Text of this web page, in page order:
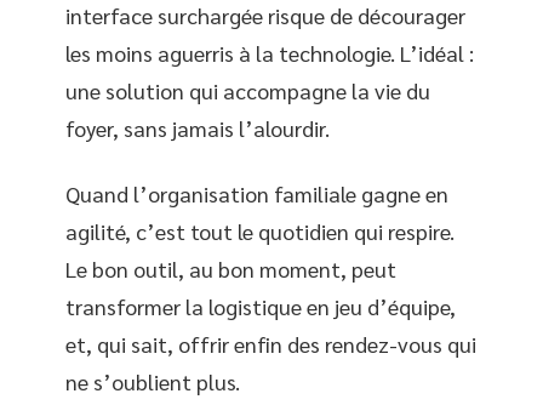
interface surchargée risque de décourager
les moins aguerris à la technologie. L’idéal :
une solution qui accompagne la vie du
foyer, sans jamais l’alourdir.
Quand l’organisation familiale gagne en
agilité, c’est tout le quotidien qui respire.
Le bon outil, au bon moment, peut
transformer la logistique en jeu d’équipe,
et, qui sait, offrir enfin des rendez-vous qui
ne s’oublient plus.